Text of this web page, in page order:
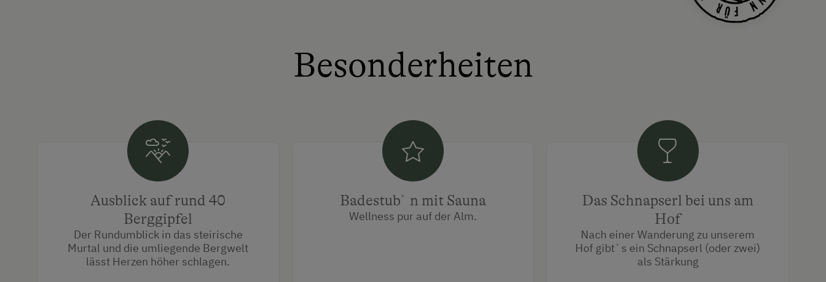
Besonderheiten
Ausblick auf rund 40
Berggipfel
Der Rundumblick in das steirische
Murtal und die umliegende Bergwelt
lässt Herzen höher schlagen.
Badestub`n mit Sauna
Wellness pur auf der Alm.
Das Schnapserl bei uns am
Hof
Nach einer Wanderung zu unserem
Hof gibt`s ein Schnapserl (oder zwei)
als Stärkung